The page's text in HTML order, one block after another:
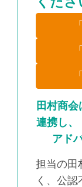
田村商
連携し、
アド
担当の田
く、公